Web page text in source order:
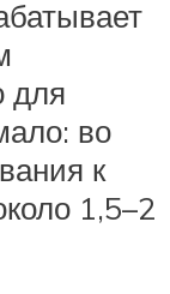
для
во
к
1,5–2